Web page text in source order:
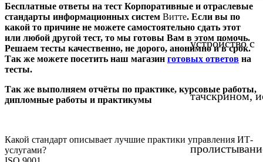
устройство с
тачскрином,
Бесплатные ответы на тест Корпоративные и отраслевые
стандарты информационных систем Витте. Если вы по
какой то причине не можете самостоятельно сдать этот
или любой другой тест, то мы готовы Вам в этом помочь.
Решаем тесты качественно, не дорого, анонимно и в срок.
Так же можете посетить наш магазин готовых ответов на
тесты.
Так же выполняем отчёты по практике, курсовые работы,
дипломные работы и практикумы
Какой стандарт описывает лучшие практики управления ИТ-
услугами?